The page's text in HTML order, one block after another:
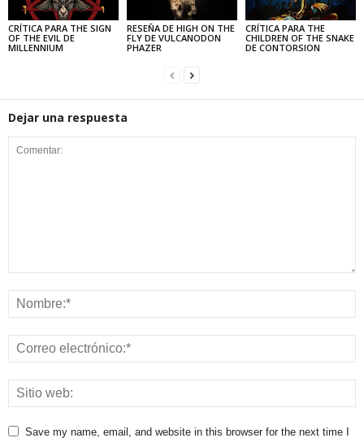
CRÍTICA PARA THE SIGN
OF THE EVIL DE
MILLENNIUM
RESEÑA DE HIGH ON THE
FLY DE VULCANODON
PHAZER
CRÍTICA PARA THE
CHILDREN OF THE SNAKE
DE CONTORSION
Dejar una respuesta
Save my name, email, and website in this browser for the next time I